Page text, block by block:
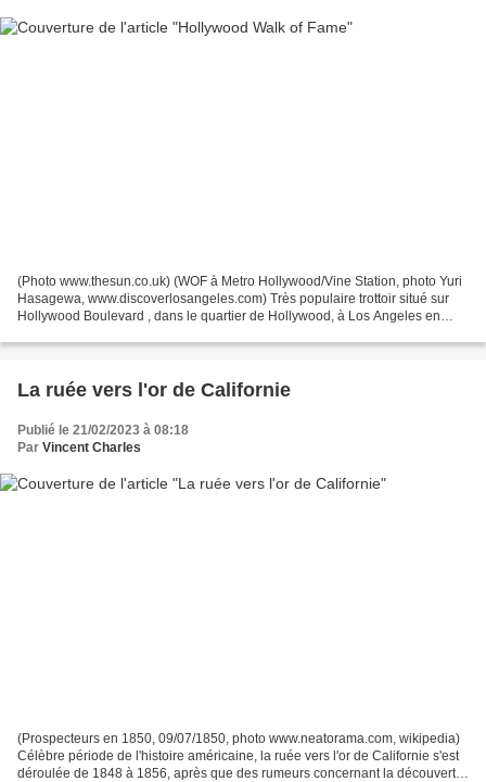
(Photo www.thesun.co.uk) (WOF à Metro Hollywood/Vine Station, photo Yuri
Hasagewa, www.discoverlosangeles.com) Très populaire trottoir situé sur
Hollywood Boulevard , dans le quartier de Hollywood, à Los Angeles en
La ruée vers l'or de Californie
Publié le 21/02/2023 à 08:18
Par Vincent Charles
(Prospecteurs en 1850, 09/07/1850, photo www.neatorama.com, wikipedia)
Célèbre période de l'histoire américaine, la ruée vers l'or de Californie s'est
déroulée de 1848 à 1856, après que des rumeurs concernant la découverte